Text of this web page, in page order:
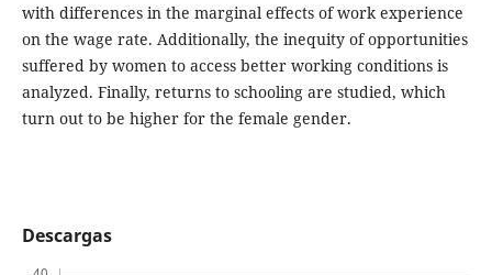
with differences in the marginal effects of work experience
on the wage rate. Additionally, the inequity of opportunities
suffered by women to access better working conditions is
analyzed. Finally, returns to schooling are studied, which
turn out to be higher for the female gender.
Descargas